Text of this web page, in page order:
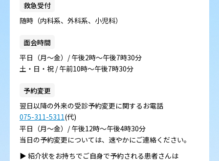
救急受付
随時（内科系、外科系、小児科）
面会時間
平日（月～金）/ 午後2時～午後7時30分
土・日・祝 / 午前10時～午後7時30分
予約変更
翌日以降の外来の受診予約変更に関するお電話
075-311-5311(代)
平日（月～金）/ 午後12時～午後4時30分
当日の予約変更については、速やかにご連絡ください。
▶︎ 紹介状をお持ちでご自身で予約される患者さんは